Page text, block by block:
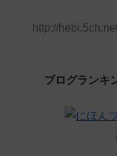
http://
ブログランキ